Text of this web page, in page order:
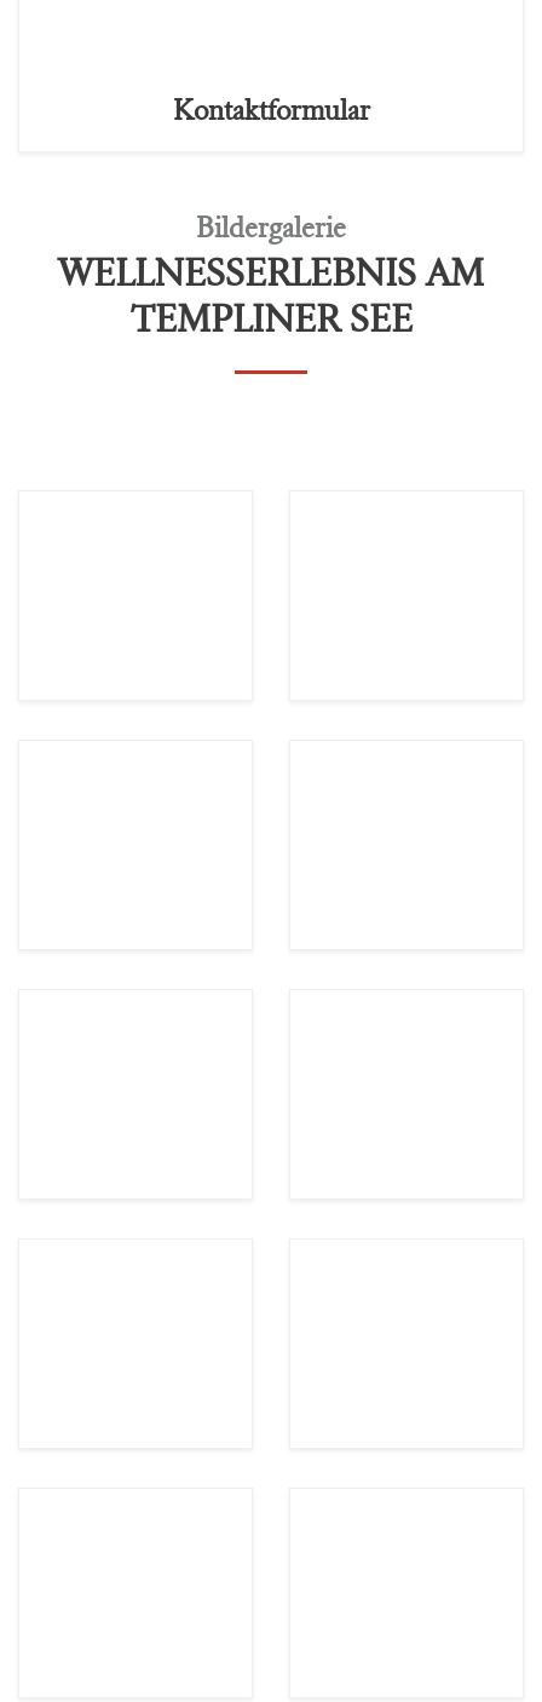
Kontaktformular
Bildergalerie
WELLNESSERLEBNIS AM
TEMPLINER SEE